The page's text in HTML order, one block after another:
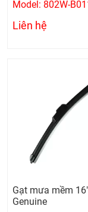
Model: 802W-
Liên hệ
Gạt mưa mềm
Genuine